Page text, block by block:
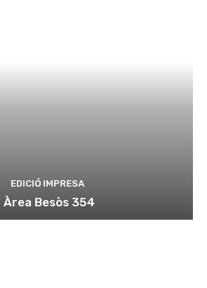
EDICIÓ IMPRESA
Àrea Besòs 354